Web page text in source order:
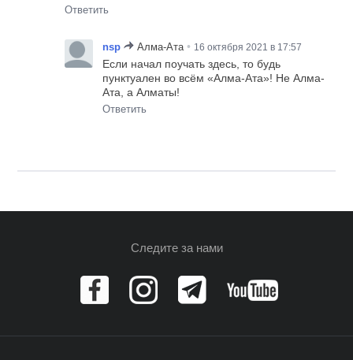
Ответить
nsp Алма-Ата • 16 октября 2021 в 17:57
Если начал поучать здесь, то будь
пунктуален во всём «Алма-Ата»! Не Алма-
Ата, а Алматы!
Ответить
Следите за нами